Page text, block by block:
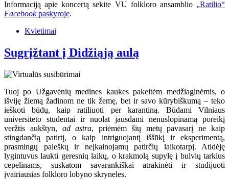
Informaciją apie koncertą sekite VU folkloro ansamblio „Ratilio“
Facebookpaskyroje.
Kvietimai
Sugrįžtant į Didžiąją aulą
Tuoj po Užgavėnių medines kaukes pakeitėm medžiaginėmis, o
išviję žiemą žadinom ne tik žemę, bet ir savo kūrybiškumą – teko
ieškoti būdų, kaip ratiliuoti per karantiną. Būdami Vilniaus
universiteto studentai ir nuolat jausdami nenuslopinamą poreikį
veržtis aukštyn, ad astra, priėmėm šių metų pavasarį ne kaip
stingdančią patirtį, o kaip intriguojantį iššūkį ir eksperimentą,
prasmingų paieškų ir neįkainojamų patirčių laikotarpį. Atidėję
lygintuvus laukti geresnių laikų, o krakmolą supylę į bulvių tarkius
cepelinams, suskatom savarankiškai atrakinėti ir studijuoti
įvairiausias folkloro lobyno skryneles.